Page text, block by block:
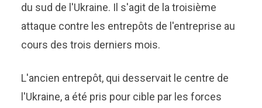
du sud de l'Ukraine. Il s'agit de la troisième
attaque contre les entrepôts de l'entreprise au
cours des trois derniers mois.
L'ancien entrepôt, qui desservait le centre de
l'Ukraine, a été pris pour cible par les forces